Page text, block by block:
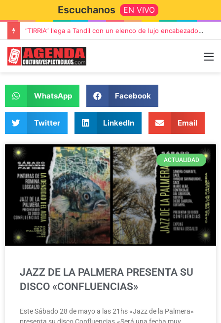
Escuchanos EN VIVO
“TIRRIA” llega a Tandil con un elenco de lujo encabezado por Capusotto, Spregelburd y Stefani
WhatsApp Facebook
Twitter LinkedIn Email
ACTUALIDAD
JAZZ DE LA PALMERA PRESENTA SU
DISCO «CONFLUENCIAS»
Este Sábado 28 de mayo a las 21hs «Jazz de la Palmera»